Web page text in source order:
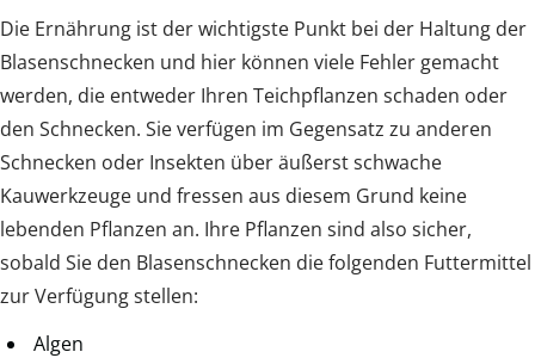
Die Ernährung ist der wichtigste Punkt bei der Haltung der
Blasenschnecken und hier können viele Fehler gemacht
werden, die entweder Ihren Teichpflanzen schaden oder
den Schnecken. Sie verfügen im Gegensatz zu anderen
Schnecken oder Insekten über äußerst schwache
Kauwerkzeuge und fressen aus diesem Grund keine
lebenden Pflanzen an. Ihre Pflanzen sind also sicher,
sobald Sie den Blasenschnecken die folgenden Futtermittel
zur Verfügung stellen:
Algen